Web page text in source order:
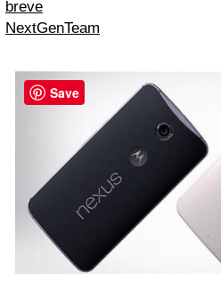
breve
NextGenTeam
Save